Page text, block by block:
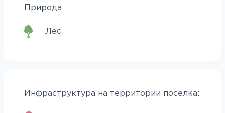
Природа
Лес
Инфраструктура на территории поселка: